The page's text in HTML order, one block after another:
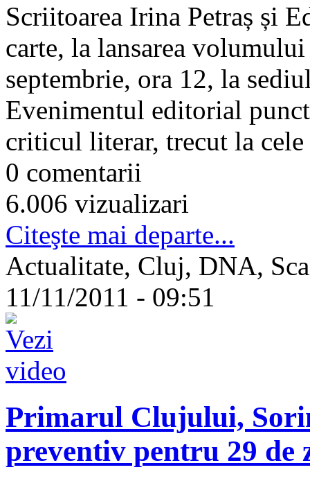
Scriitoarea Irina Petraș și
carte, la lansarea
septembrie, ora 12, la
Evenimentul editorial
criticul literar, trecut la cele
0 comentarii
6.006 vizualizari
Citeşte mai departe...
Actualitate, Cluj, DNA,
11/11/2011 - 09:51
Primarul Clujului,
preventiv pentru 29 de